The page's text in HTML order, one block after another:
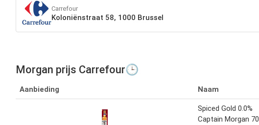
Carrefour
Koloniënstraat 58, 1000 Brussel
Morgan prijs Carrefour🕒
Aanbieding Naam
Spiced Gold 0.0%
Captain Morgan 70